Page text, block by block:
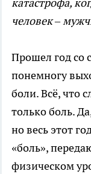
катастрофа,
человек –
Прошел год со
понемногу
боли. Всё, что
только боль.
но весь этот
«боль»,
физическом